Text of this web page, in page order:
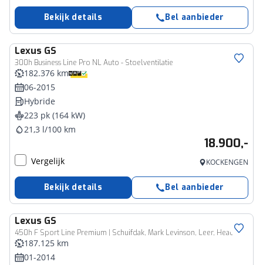
Bekijk details Bel aanbieder
Lexus GS
300h Business Line Pro NL Auto - Stoelventilatie
182.376 km
06-2015
Hybride
223 pk (164 kW)
21,3 l/100 km
18.900,-
Vergelijk KOCKENGEN
Bekijk details Bel aanbieder
Lexus GS
450h F Sport Line Premium | Schuifdak, Mark Levinson, Leer, Head up display, Stoelventilatie, Adaptive cruise control
187.125 km
01-2014